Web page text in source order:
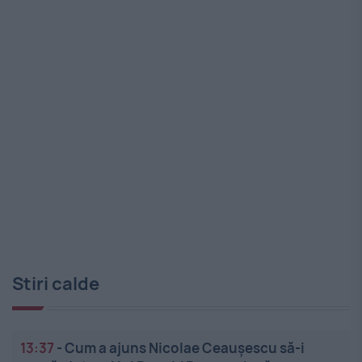
Stiri calde
13:37 -Cum a ajuns Nicolae Ceaușescu să-i